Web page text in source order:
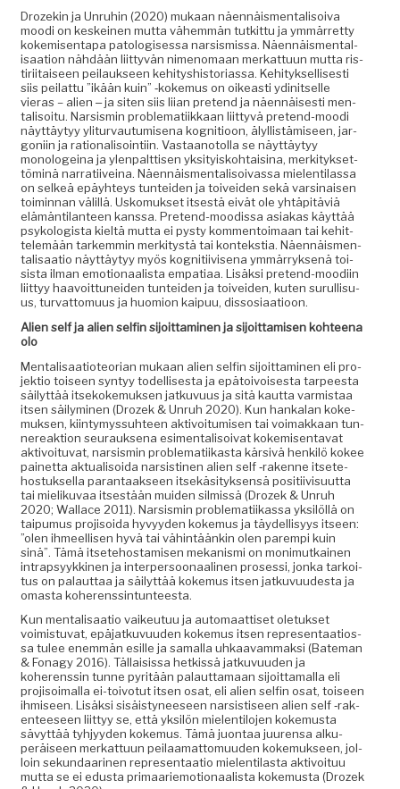
Drozekin ja Unruhin (2020) mukaan näen­näis­men­tal­isoi­va
moo­di on keskeinen mut­ta vähem­män tutkit­tu ja ymmär­ret­ty
kokemisen­ta­pa patol­o­gises­sa nar­sis­mis­sa. Näen­näis­men­tal­
isaa­tion nähdään liit­tyvän nimeno­maan merkat­tuun mut­ta ris­
tiri­itaiseen peilauk­seen kehi­tyshis­to­ri­as­sa. Kehi­tyk­sel­lis­es­ti
siis peilat­tu ”ikään kuin” ‑koke­mus on oikeasti ydinit­selle
vieras – alien ‒ ja siten siis liian pre­tend ja näen­näis­es­ti men­
tal­isoitu. Nar­sis­min prob­lemati­ikkaan liit­tyvä pre­tend-moo­di
näyt­täy­tyy yli­tur­vau­tu­mise­na kog­ni­tioon, älyl­listämiseen, jar­
goni­in ja ratio­nal­isoin­ti­in. Vas­taan­otol­la se näyt­täy­tyy
monolo­geina ja ylen­palt­tisen yksi­tyisko­htaisi­na, merk­i­tyk­set­
töminä nar­rati­iveina. Näen­näis­men­tal­isoivas­sa mie­len­ti­las­sa
on selkeä epäy­hteys tun­tei­den ja toivei­den sekä varsi­naisen
toimin­nan välil­lä. Usko­muk­set itses­tä eivät ole yhtäpitäviä
elämän­ti­lanteen kanssa. Pre­tend-mood­is­sa asi­akas käyt­tää
psykol­o­gista kieltä mut­ta ei pysty kom­men­toimaan tai kehit­
telemään tarkem­min merk­i­tys­tä tai kon­tek­s­tia. Näen­näis­men­
tal­isaa­tio näyt­täy­tyy myös kog­ni­ti­ivise­na ymmär­ryk­senä toi­
sista ilman emo­tion­aal­ista empa­ti­aa. Lisäk­si pre­tend-mood­i­in
liit­tyy haavoit­tunei­den tun­tei­den ja toivei­den, kuten surullisu­
us, tur­vat­to­muus ja huomion kaipuu, dissosiaatioon.
Alien self ja alien self­in sijoit­ta­mi­nen ja sijoit­tamisen kohteena
olo
Men­tal­isaa­tio­teo­ri­an mukaan alien self­in sijoit­ta­mi­nen eli pro­
jek­tio toiseen syn­tyy todel­lis­es­ta ja epä­toivois­es­ta tarpeesta
säi­lyt­tää itsekoke­muk­sen jatku­vu­us ja sitä kaut­ta varmis­taa
itsen säi­lymi­nen (Drozek & Unruh 2020). Kun han­kalan koke­
muk­sen, kiin­tymys­suh­teen aktivoitu­misen tai voimakkaan tun­
nereak­tion seu­rauk­se­na esi­men­tal­isoi­vat kokemisen­ta­vat
aktivoitu­vat, nar­sis­min prob­lemati­ikas­ta kär­sivä henkilö kokee
painet­ta aktu­al­isoi­da nar­sisti­nen alien self ‑rakenne itsete­
hos­tuk­sel­la paran­taak­seen itsekäsi­tyk­sen­sä posi­ti­ivi­su­ut­ta
tai mieliku­vaa itses­tään muiden silmis­sä (Drozek & Unruh
2020; Wal­lace 2011). Nar­sis­min prob­lemati­ikas­sa yksilöl­lä on
taipumus pro­jisoi­da hyvyy­den koke­mus ja täy­del­lisyys itseen:
”olen ihmeel­lisen hyvä tai vähin­täänkin olen parem­pi kuin
sinä”. Tämä itsete­hostamisen mekanis­mi on mon­imutkainen
intrap­syykki­nen ja inter­per­soon­aa­li­nen pros­es­si, jon­ka tarkoi­
tus on palaut­taa ja säi­lyt­tää koke­mus itsen jatku­vu­ud­es­ta ja
omas­ta koherenssintunteesta.
Kun men­tal­isaa­tio vaikeu­tuu ja automaat­tiset ole­tuk­set
voimis­tu­vat, epä­jatku­vu­u­den koke­mus itsen rep­re­sen­taa­tios­
sa tulee enem­män esille ja samal­la uhkaavam­mak­si (Bate­man
& Fon­agy 2016). Täl­lai­sis­sa het­kissä jatku­vu­u­den ja
koherenssin tunne pyritään palaut­ta­maan sijoit­ta­mal­la eli
pro­jisoimal­la ei-toiv­o­tut itsen osat, eli alien self­in osat, toiseen
ihmiseen. Lisäk­si sisäistyneeseen nar­sis­tiseen alien self ‑rak­
en­teeseen liit­tyy se, että yksilön mie­len­tilo­jen koke­mus­ta
sävyt­tää tyhjyy­den koke­mus. Tämä juon­taa juuren­sa alku­
peräiseen merkat­tuun peilaa­mat­to­muu­den koke­muk­seen, jol­
loin sekun­daari­nen rep­re­sen­taa­tio mie­len­ti­las­ta aktivoituu
mut­ta se ei edus­ta pri­maariemo­tion­aal­ista koke­mus­ta (Drozek